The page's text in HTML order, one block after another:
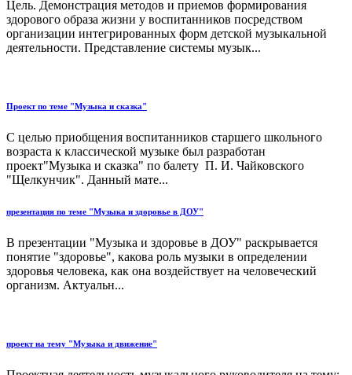
Цель. Демонстрация методов и приемов формирования
здорового образа жизни у воспитанников посредством
организации интегрированных форм детской музыкальной
деятельности. Представление системы музык...
Проект по теме "Музыка и сказка"
С целью приобщения воспитанников старшего школьного
возраста к классической музыке был разработан
проект"Музыка и сказка" по балету П. И. Чайковского
"Щелкунчик". Данный мате...
презентация по теме "Музыка и здоровье в ДОУ"
В презентации "Музыка и здоровье в ДОУ" раскрывается
понятие "здоровье", какова роль музыки в определении
здоровья человека, как она воздействует на человеческий
организм. Актуальн...
проект на тему "Музыка и движение"